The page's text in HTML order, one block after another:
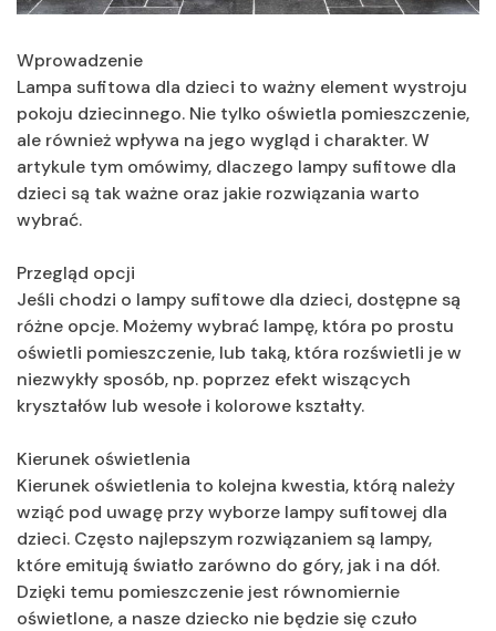
Wprowadzenie
Lampa sufitowa dla dzieci to ważny element wystroju
pokoju dziecinnego. Nie tylko oświetla pomieszczenie,
ale również wpływa na jego wygląd i charakter. W
artykule tym omówimy, dlaczego lampy sufitowe dla
dzieci są tak ważne oraz jakie rozwiązania warto
wybrać.
Przegląd opcji
Jeśli chodzi o lampy sufitowe dla dzieci, dostępne są
różne opcje. Możemy wybrać lampę, która po prostu
oświetli pomieszczenie, lub taką, która rozświetli je w
niezwykły sposób, np. poprzez efekt wiszących
kryształów lub wesołe i kolorowe kształty.
Kierunek oświetlenia
Kierunek oświetlenia to kolejna kwestia, którą należy
wziąć pod uwagę przy wyborze lampy sufitowej dla
dzieci. Często najlepszym rozwiązaniem są lampy,
które emitują światło zarówno do góry, jak i na dół.
Dzięki temu pomieszczenie jest równomiernie
oświetlone, a nasze dziecko nie będzie się czuło